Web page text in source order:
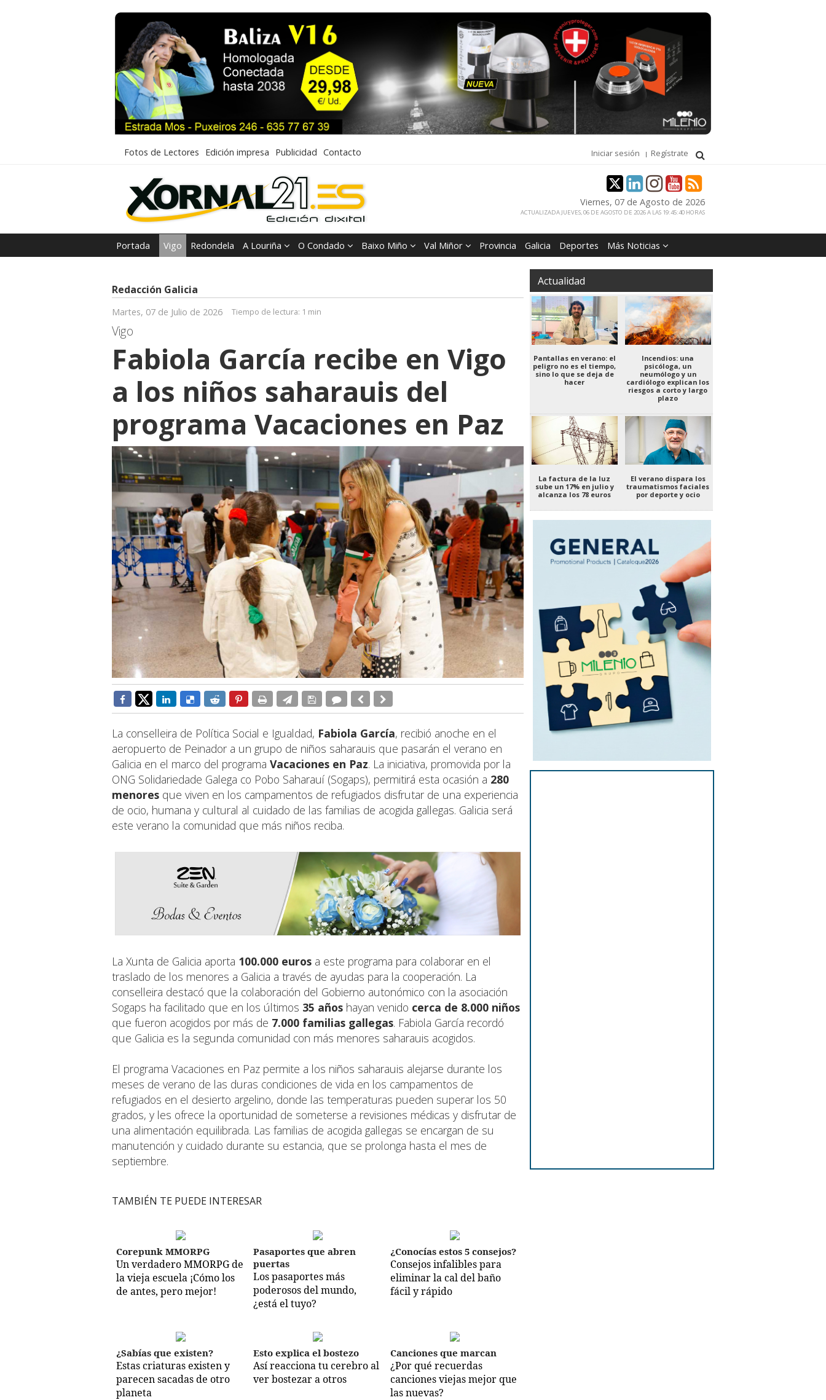
Fotos de Lectores Edición impresa Publicidad Contacto Iniciar sesión Regístrate
Viernes, 07 de Agosto de 2026
ACTUALIZADA JUEVES, 06 DE AGOSTO DE 2026 A LAS 19:45:40 HORAS
Portada Vigo Redondela A Louriña O Condado Baixo Miño Val Miñor Provincia Galicia Deportes Más Noticias
Redacción Galicia
Martes, 07 de Julio de 2026 Tiempo de lectura: 1 min
Vigo
Fabiola García recibe en Vigo
a los niños saharauis del
programa Vacaciones en Paz
La conselleira de Política Social e Igualdad, Fabiola García, recibió anoche en el
aeropuerto de Peinador a un grupo de niños saharauis que pasarán el verano en
Galicia en el marco del programa Vacaciones en Paz. La iniciativa, promovida por la
ONG Solidariedade Galega co Pobo Saharauí (Sogaps), permitirá esta ocasión a 280
menores que viven en los campamentos de refugiados disfrutar de una experiencia
de ocio, humana y cultural al cuidado de las familias de acogida gallegas. Galicia será
este verano la comunidad que más niños reciba.
La Xunta de Galicia aporta 100.000 euros a este programa para colaborar en el
traslado de los menores a Galicia a través de ayudas para la cooperación. La
conselleira destacó que la colaboración del Gobierno autonómico con la asociación
Sogaps ha facilitado que en los últimos 35 años hayan venido cerca de 8.000 niños
que fueron acogidos por más de 7.000 familias gallegas. Fabiola García recordó
que Galicia es la segunda comunidad con más menores saharauis acogidos.
El programa Vacaciones en Paz permite a los niños saharauis alejarse durante los
meses de verano de las duras condiciones de vida en los campamentos de
refugiados en el desierto argelino, donde las temperaturas pueden superar los 50
grados, y les ofrece la oportunidad de someterse a revisiones médicas y disfrutar de
una alimentación equilibrada. Las familias de acogida gallegas se encargan de su
manutención y cuidado durante su estancia, que se prolonga hasta el mes de
septiembre.
TAMBIÉN TE PUEDE INTERESAR
Corepunk MMORPG
Un verdadero MMORPG de
la vieja escuela ¡Cómo los
de antes, pero mejor!
Pasaportes que abren
puertas
Los pasaportes más
poderosos del mundo,
¿está el tuyo?
¿Conocías estos 5 consejos?
Consejos infalibles para
eliminar la cal del baño
fácil y rápido
¿Sabías que existen?
Estas criaturas existen y
parecen sacadas de otro
planeta
Esto explica el bostezo
Así reacciona tu cerebro al
ver bostezar a otros
Canciones que marcan
¿Por qué recuerdas
canciones viejas mejor que
las nuevas?
Actualidad
Pantallas en verano: el
peligro no es el tiempo,
sino lo que se deja de
hacer
Incendios: una
psicóloga, un
neumólogo y un
cardiólogo explican los
riesgos a corto y largo
plazo
La factura de la luz
sube un 17% en julio y
alcanza los 78 euros
El verano dispara los
traumatismos faciales
por deporte y ocio